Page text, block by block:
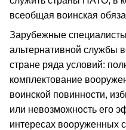
всеобщая воинская
Зарубежные
альтернативной службы
стране ряда условий:
комплектование
воинской повинности,
или невозможность его
интересах вооруженных